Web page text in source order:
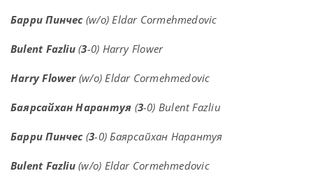
Барри Пинчес(w/o) Eldar Cormehmedovic
Bulent Fazliu(3-0) Harry Flower
Harry Flower(w/o) Eldar Cormehmedovic
Баярсайхан Нарантуя (3-0) Bulent Fazliu
Барри Пинчес(3-0) Баярсайхан Нарантуя
Bulent Fazliu(w/o) Eldar Cormehmedovic